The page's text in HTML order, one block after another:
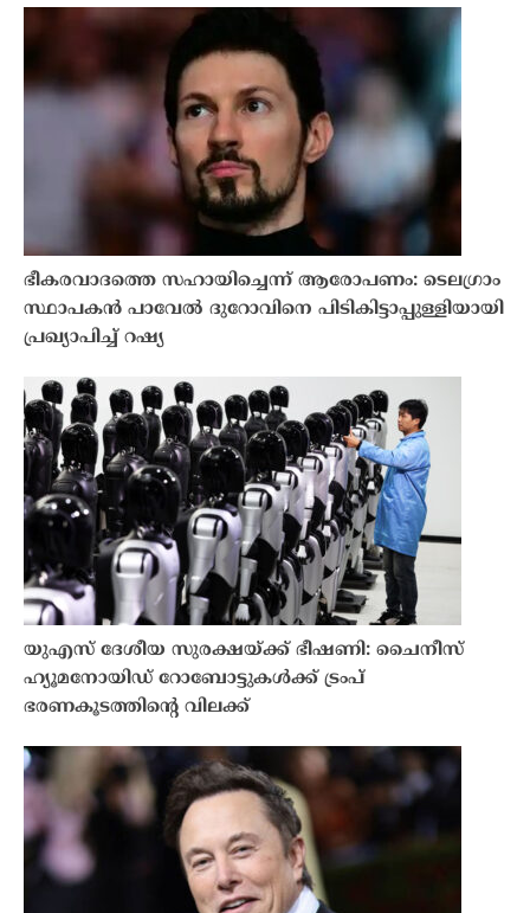
ഭീകരവാദത്തെ സഹായിച്ചെന്ന് ആരോപണം: ടെലഗ്രാം
സ്ഥാപകൻ പാവേൽ ദുറോവിനെ പിടികിട്ടാപ്പുള്ളിയായി
പ്രഖ്യാപിച്ച് റഷ്യ
യുഎസ് ദേശീയ സുരക്ഷയ്ക്ക് ഭീഷണി: ചൈനീസ്
ഹ്യൂമനോയിഡ് റോബോട്ടുകൾക്ക് ട്രംപ്
ഭരണകൂടത്തിൻ്റെ വിലക്ക്